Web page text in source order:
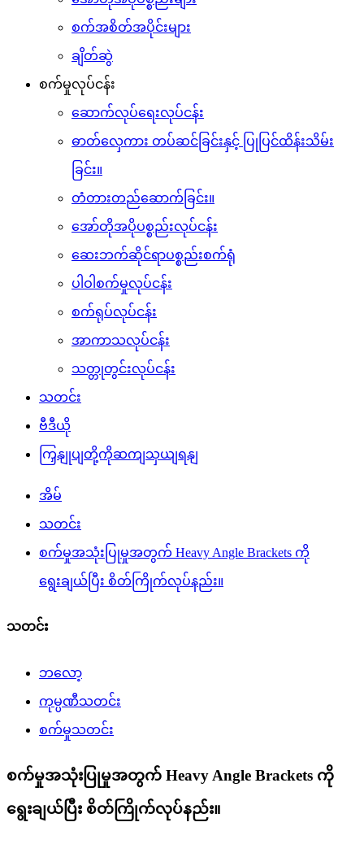
စက်အစိတ်အပိုင်းများ
ချိတ်ဆွဲ
စက်မှုလုပ်ငန်း
ဆောက်လုပ်ရေးလုပ်ငန်း
ဓာတ်လှေကား တပ်ဆင်ခြင်းနှင့် ပြုပြင်ထိန်းသိမ်း
ခြင်း။
တံတားတည်ဆောက်ခြင်း။
အော်တိုအပိုပစ္စည်းလုပ်ငန်း
ဆေးဘက်ဆိုင်ရာပစ္စည်းစက်ရုံ
ပါဝါစက်မှုလုပ်ငန်း
စက်ရုပ်လုပ်ငန်း
အာကာသလုပ်ငန်း
သတ္တုတွင်းလုပ်ငန်း
သတင်း
ဗီဒီယို
ကြှနျုပျတို့ကိုဆကျသှယျရနျ
အိမ်
သတင်း
စက်မှုအသုံးပြုမှုအတွက် Heavy Angle Brackets ကို
ရွေးချယ်ပြီး စိတ်ကြိုက်လုပ်နည်း။
သတင်း
ဘလော့
ကုမ္ပဏီသတင်း
စက်မှုသတင်း
စက်မှုအသုံးပြုမှုအတွက် Heavy Angle Brackets ကို
ရွေးချယ်ပြီး စိတ်ကြိုက်လုပ်နည်း။